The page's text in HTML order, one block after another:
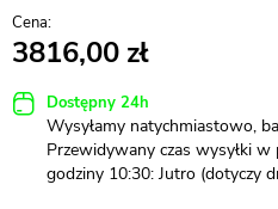
3816,00
Dostępny 24h
Wysyłamy natychmiastowo,
Przewidywany czas wysyłki
godziny 10:30: Jutro (dotyczy